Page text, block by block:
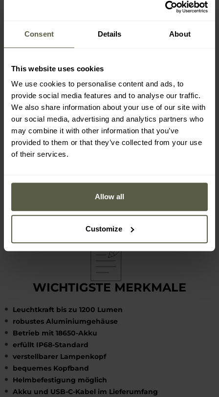
Consent Details About
This website uses cookies
We use cookies to personalise content and ads, to
provide social media features and to analyse our traffic.
We also share information about your use of our site with
our social media, advertising and analytics partners who
may combine it with other information that you’ve
provided to them or that they’ve collected from your use
of their services.
Allow all
Customize
Weißlicht / 10 Lumen / 25 h
Rotes Blinklicht / 10 Lumen
LIEFERUMFANG
Stirnlampe Wuben H1
18650-Akku mit 2600 mAh Kapazität
Vier Clips für die Helmmontage
WICHTIGSTE MERKMALE
Leuchtkraft bis zu 1200 Lumen
robustes Aluminiumgehäuse
Betrieb mit 18650-Akku
erfüllt IP68-Standard
verstellbarer Lampenkopf
bequemes Kopfband
Helmbefestigung möglich
Akku und USB-C-Kabel im Lieferumfang